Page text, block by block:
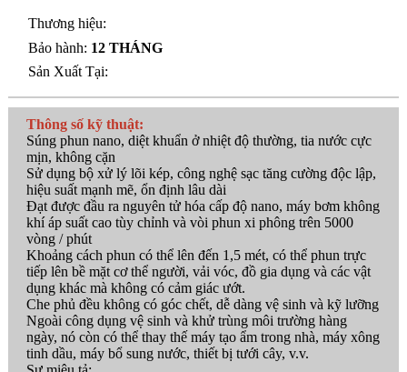
Thương hiệu:
Bảo hành: 12 THÁNG
Sản Xuất Tại:
Thông số kỹ thuật:
Súng phun nano, diệt khuẩn ở nhiệt độ thường, tia nước cực
mịn, không cặn
Sử dụng bộ xử lý lõi kép, công nghệ sạc tăng cường độc lập,
hiệu suất mạnh mẽ, ổn định lâu dài
Đạt được đầu ra nguyên tử hóa cấp độ nano, máy bơm không
khí áp suất cao tùy chỉnh và vòi phun xi phông trên 5000
vòng / phút
Khoảng cách phun có thể lên đến 1,5 mét, có thể phun trực
tiếp lên bề mặt cơ thể người, vải vóc, đồ gia dụng và các vật
dụng khác mà không có cảm giác ướt.
Che phủ đều không có góc chết, dễ dàng vệ sinh và kỹ lưỡng
Ngoài công dụng vệ sinh và khử trùng môi trường hàng
ngày, nó còn có thể thay thế máy tạo ẩm trong nhà, máy xông
tinh dầu, máy bổ sung nước, thiết bị tưới cây, v.v.